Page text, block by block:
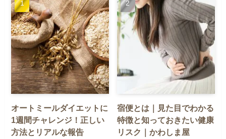
オートミールダイエットに
1週間チャレンジ！正しい
方法とリアルな報告
宿便とは｜見た目でわかる
特徴と知っておきたい健康
リスク｜かわしま屋